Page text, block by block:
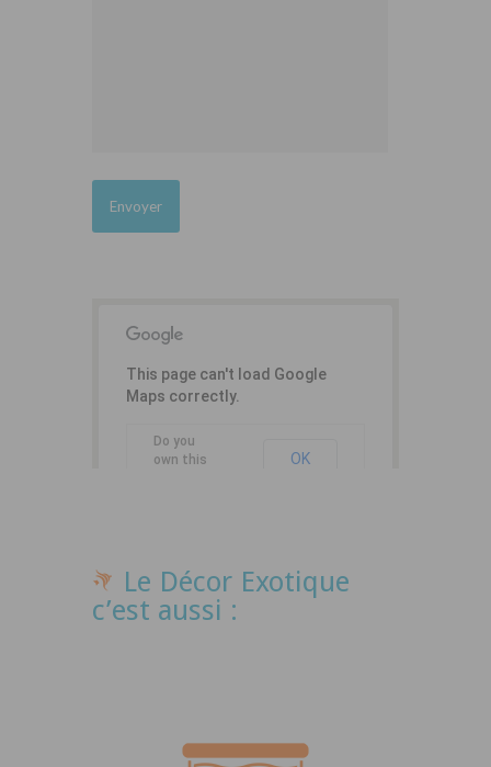
This page can't load Google
Maps correctly.
Do you
own this
OK
Le Décor Exotique
c’est aussi :